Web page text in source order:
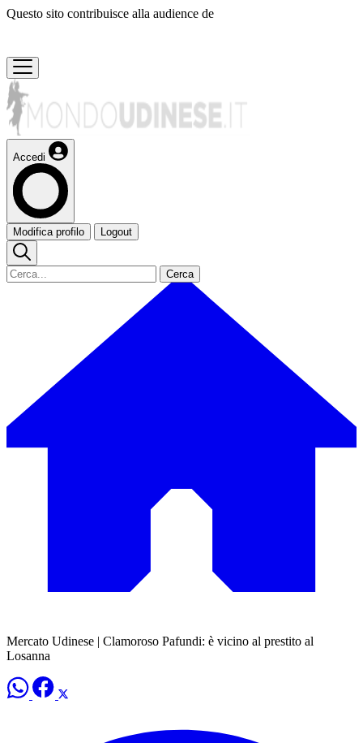
Questo sito contribuisce alla audience de
Accedi
Modifica profilo Logout
Cerca
Mercato Udinese | Clamoroso Pafundi: è vicino al prestito al
Losanna